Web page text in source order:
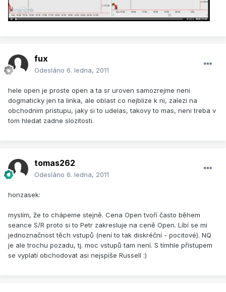
fux
Odesláno 6. ledna, 2011
hele open je proste open a ta sr uroven samozrejme neni
dogmaticky jen ta linka, ale oblast co nejblize k ni, zalezi na
obchodnim pristupu, jaky si to udelas, takovy to mas, neni treba v
tom hledat zadne slozitosti.
tomas262
Odesláno 6. ledna, 2011
honzasek:
myslím, že to chápeme stejně. Cena Open tvoří často během
seance S/R proto si to Petr zakresluje na ceně Open. Líbí se mi
jednoznačnost těch vstupů (není to tak diskréční - pocitové). NQ
je ale trochu pozadu, tj. moc vstupů tam není. S tímhle přístupem
se vyplatí obchodovat asi nejspíše Russell :)